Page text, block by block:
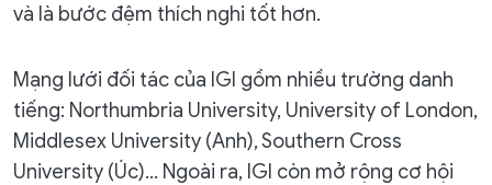
và là bước đệm thích nghi tốt hơn.
Mạng lưới đối tác của IGI gồm nhiều trường danh
tiếng: Northumbria University, University of London,
Middlesex University (Anh), Southern Cross
University (Úc)... Ngoài ra, IGI còn mở rộng cơ hội